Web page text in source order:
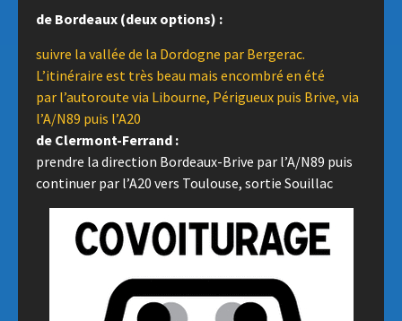
de Bordeaux (deux options) :
suivre la vallée de la Dordogne par Bergerac.
L’itinéraire est très beau mais encombré en été
par l’autoroute via Libourne, Périgueux puis Brive, via
l’A/N89 puis l’A20
de Clermont-Ferrand :
prendre la direction Bordeaux-Brive par l’A/N89 puis
continuer par l’A20 vers Toulouse, sortie Souillac